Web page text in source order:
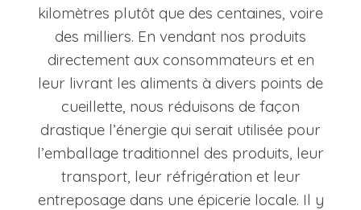
kilomètres plutôt que des centaines, voire
des milliers. En vendant nos produits
directement aux consommateurs et en
leur livrant les aliments à divers points de
cueillette, nous réduisons de façon
drastique l’énergie qui serait utilisée pour
l’emballage traditionnel des produits, leur
transport, leur réfrigération et leur
entreposage dans une épicerie locale. Il y